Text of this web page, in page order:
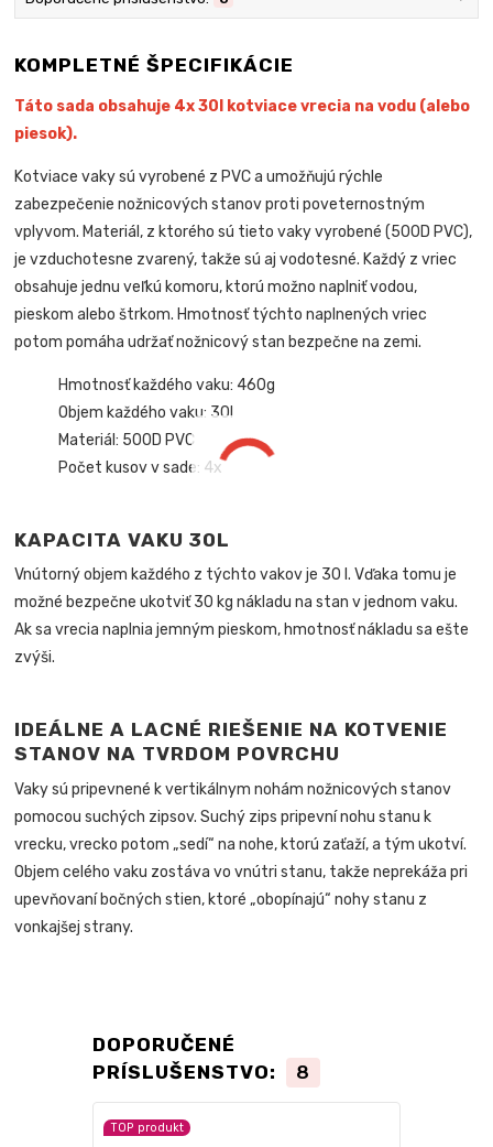
KOMPLETNÉ ŠPECIFIKÁCIE
Táto sada obsahuje 4x 30l kotviace vrecia na vodu (alebo
piesok).
Kotviace vaky sú vyrobené z PVC a umožňujú rýchle
zabezpečenie nožnicových stanov proti poveternostným
vplyvom. Materiál, z ktorého sú tieto vaky vyrobené (500D PVC),
je vzduchotesne zvarený, takže sú aj vodotesné. Každý z vriec
obsahuje jednu veľkú komoru, ktorú možno naplniť vodou,
pieskom alebo štrkom. Hmotnosť týchto naplnených vriec
potom pomáha udržať nožnicový stan bezpečne na zemi.
Hmotnosť každého vaku: 460g
Objem každého vaku: 30l
Materiál: 500D PVC
Počet kusov v sade: 4x
KAPACITA VAKU 30L
Vnútorný objem každého z týchto vakov je 30 l. Vďaka tomu je
možné bezpečne ukotviť 30 kg nákladu na stan v jednom vaku.
Ak sa vrecia naplnia jemným pieskom, hmotnosť nákladu sa ešte
zvýši.
IDEÁLNE A LACNÉ RIEŠENIE NA KOTVENIE
STANOV NA TVRDOM POVRCHU
Vaky sú pripevnené k vertikálnym nohám nožnicových stanov
pomocou suchých zipsov. Suchý zips pripevní nohu stanu k
vrecku, vrecko potom „sedí“ na nohe, ktorú zaťaží, a tým ukotví.
Objem celého vaku zostáva vo vnútri stanu, takže neprekáža pri
upevňovaní bočných stien, ktoré „obopínajú“ nohy stanu z
vonkajšej strany.
DOPORUČENÉ
PRÍSLUŠENSTVO:
8
TOP produkt